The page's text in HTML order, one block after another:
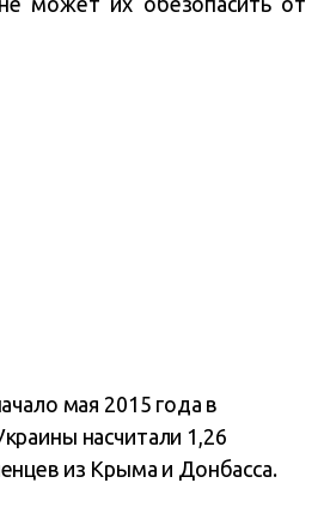
мая 2015 года в
насчитали 1,26
из Крыма и Донбасса.